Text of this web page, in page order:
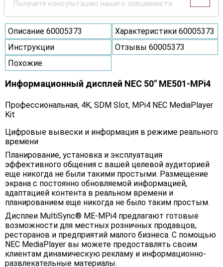
Получите консультацию нашего специалиста
Описание 60005373
Характеристики 60005373
Инструкции
Отзывы 60005373
Похожие
Информационный дисплей NEC 50" ME501-MPi4
Профессиональная, 4K, SDM Slot, MPi4 NEC MediaPlayer
Kit
Цифровые вывески и информация в режиме реального
времени
Планирование, установка и эксплуатация
эффективного общения с вашей целевой аудиторией
еще никогда не были такими простыми. Размещение
экрана с постоянно обновляемой информацией,
адаптацией контента в реальном времени и
планированием еще никогда не было таким простым.
Дисплеи MultiSync® ME-MPi4 предлагают готовые
возможности для местных розничных продавцов,
ресторанов и предприятий малого бизнеса. С помощью
NEC MediaPlayer вы можете предоставлять своим
клиентам динамическую рекламу и информационно-
развлекательные материалы.